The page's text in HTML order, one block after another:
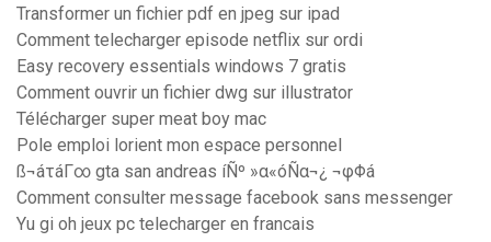
Transformer un fichier pdf en jpeg sur ipad
Comment telecharger episode netflix sur ordi
Easy recovery essentials windows 7 gratis
Comment ouvrir un fichier dwg sur illustrator
Télécharger super meat boy mac
Pole emploi lorient mon espace personnel
ß¬áτáΓ∞ gta san andreas íÑº »α«óÑα¬¿ ¬φΦá
Comment consulter message facebook sans messenger
Yu gi oh jeux pc telecharger en francais